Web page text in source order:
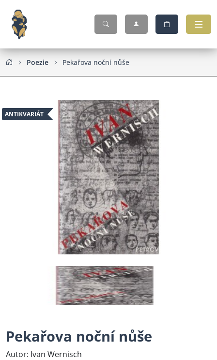
Poezie Pekařova noční nůše
ANTIKVARIÁT
Pekařova noční nůše
Autor: Ivan Wernisch